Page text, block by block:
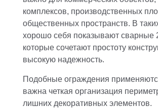
комплексов, производственных
общественных пространств. В
хорошо себя показывают сварные
которые сочетают простоту
высокую надежность.
Подобные ограждения
важна четкая организация
лишних декоративных элементов.